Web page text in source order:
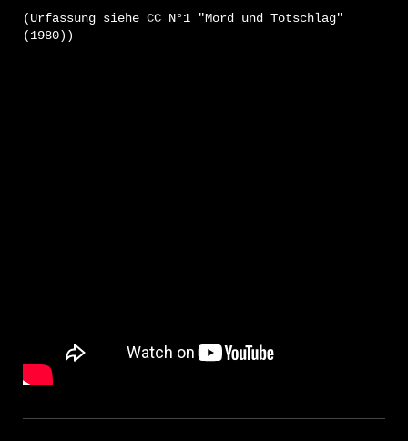
(Urfassung siehe CC N°1 "Mord und Totschlag"
(1980))